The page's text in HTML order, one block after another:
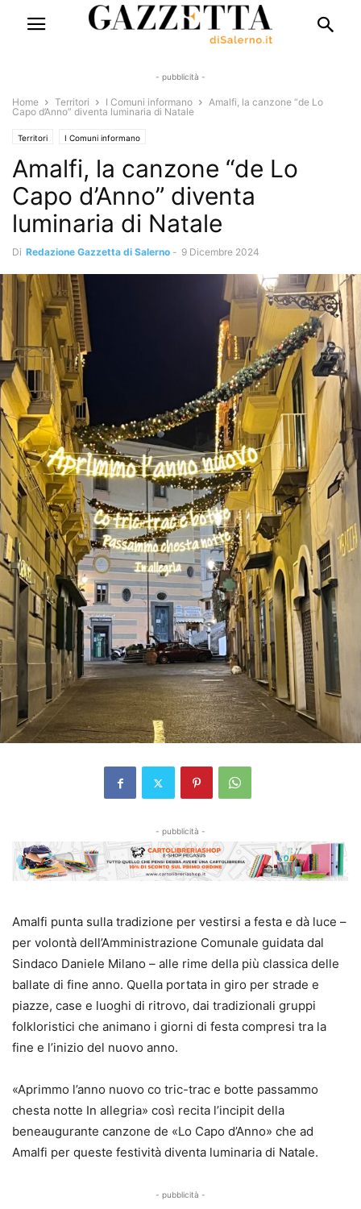
- pubblicità -
Home Territori I Comuni informano
Amalfi, la canzone “de Lo
Capo d’Anno” diventa luminaria di Natale
Territori I Comuni informano
Amalfi, la canzone “de Lo
Capo d’Anno” diventa
luminaria di Natale
Di Redazione Gazzetta di Salerno - 9 Dicembre 2024
- pubblicità -
Amalfi punta sulla tradizione per vestirsi a festa e dà luce –
per volontà dell’Amministrazione Comunale guidata dal
Sindaco Daniele Milano – alle rime della più classica delle
ballate di fine anno. Quella portata in giro per strade e
piazze, case e luoghi di ritrovo, dai tradizionali gruppi
folkloristici che animano i giorni di festa compresi tra la
fine e l’inizio del nuovo anno.
«Aprimmo l’anno nuovo co tric-trac e botte passammo
chesta notte In allegria» così recita l’incipit della
beneaugurante canzone de «Lo Capo d’Anno» che ad
Amalfi per queste festività diventa luminaria di Natale.
- pubblicità -